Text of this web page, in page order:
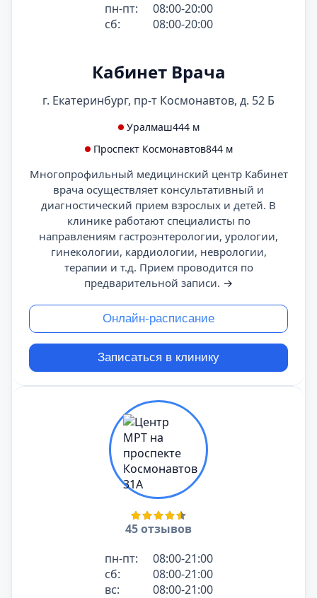
пн-пт:
08:00-20:00
сб:
08:00-20:00
Кабинет Врача
г. Екатеринбург, пр-т Космонавтов, д. 52 Б
Уралмаш444 м
Проспект Космонавтов844 м
Многопрофильный медицинский центр Кабинет
врача осуществляет консультативный и
диагностический прием взрослых и детей. В
клинике работают специалисты по
направлениям гастроэнтерологии, урологии,
гинекологии, кардиологии, неврологии,
терапии и т.д. Прием проводится по
предварительной записи. →
Онлайн-расписание
Записаться в клинику
45 отзывов
пн-пт:
08:00-21:00
сб:
08:00-21:00
вс:
08:00-21:00